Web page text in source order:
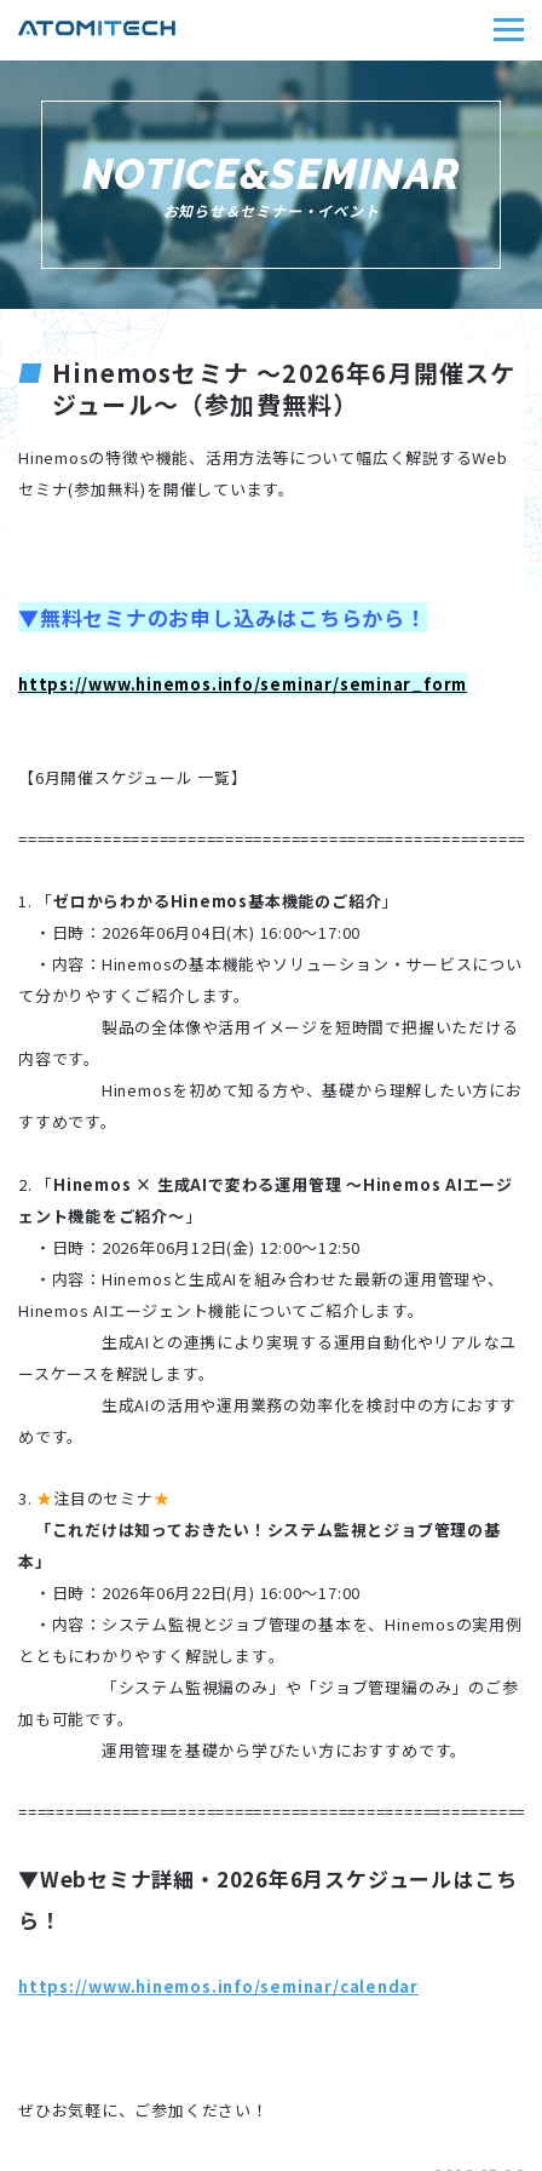
NOTICE&SEMINAR
お知らせ＆セミナー・イベント
Hinemosセミナ ～2026年6月開催スケ
ジュール～（参加費無料）
Hinemosの特徴や機能、活用方法等について幅広く解説するWeb
セミナ(参加無料)を開催しています。
▼無料セミナのお申し込みはこちらから！
https://www.hinemos.info/seminar/seminar_form
【6月開催スケジュール 一覧】
1. 「ゼロからわかるHinemos基本機能のご紹介 」
・日時：2026年06月04日(木) 16:00～17:00
・内容：Hinemosの基本機能やソリューション・サービスについ
て分かりやすくご紹介します。
製品の全体像や活用イメージを短時間で把握いただける
内容です。
Hinemosを初めて知る方や、基礎から理解したい方にお
すすめです。
2. 「Hinemos × 生成AIで変わる運用管理 〜Hinemos AIエージ
ェント機能をご紹介〜 」
・日時：2026年06月12日(金) 12:00～12:50
・内容：Hinemosと生成AIを組み合わせた最新の運用管理や、
Hinemos AIエージェント機能についてご紹介します。
生成AIとの連携により実現する運用自動化やリアルなユ
ースケースを解説します。
生成AIの活用や運用業務の効率化を検討中の方におすす
めです。
3.★注目のセミナ★
「これだけは知っておきたい！システム監視とジョブ管理の基
本」
・日時：2026年06月22日(月) 16:00～17:00
・内容： システム監視 とジョブ管理の基本を、Hinemosの実用例
とともにわかりやすく 解説します。
「システム監視編のみ」 や「ジョブ管理編のみ」 の ご参
加も 可能です。
運用管理を基礎から学びたい方におすすめです。
▼Webセミナ詳細・2026年6月スケジュールはこち
ら！
https://www.hinemos.info/seminar/calendar
ぜひお気軽に、ご参加ください！